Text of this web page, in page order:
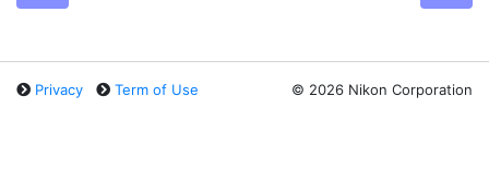
Privacy Term of Use © 2026 Nikon Corporation